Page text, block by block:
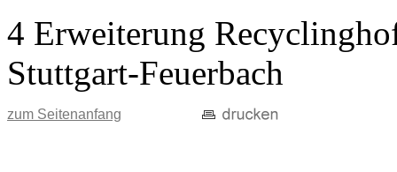
4 Erweiterung
Stuttgart-Feuerbach
zum Seitenanfang